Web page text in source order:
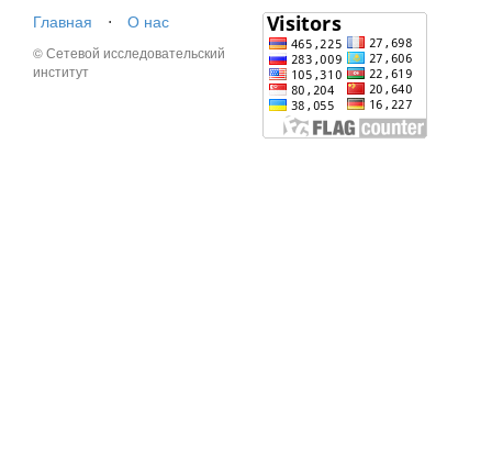
Главная
⋅ О нас
© Сетевой исследовательский
институт